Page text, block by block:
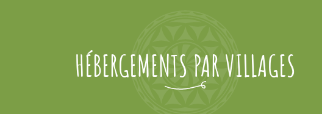
HÉBERGEMENTS PAR VILLAGES